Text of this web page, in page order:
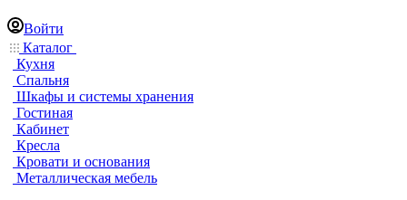
Войти
Каталог
Кухня
Спальня
Шкафы и системы хранения
Гостиная
Кабинет
Кресла
Кровати и основания
Металлическая мебель